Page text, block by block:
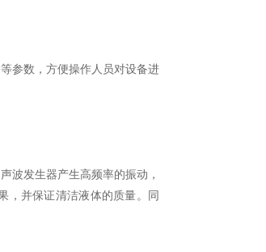
参数，方便操作人员对设备进
波发生器产生高频率的振动，
，并保证清洁液体的质量。同